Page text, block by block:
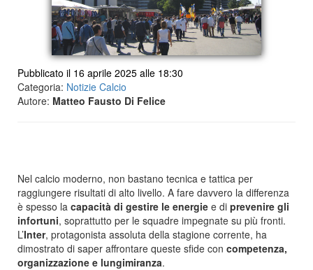
Pubblicato il 16 aprile 2025 alle 18:30
Categoria: Notizie Calcio
Autore: Matteo Fausto Di Felice
Nel calcio moderno, non bastano tecnica e tattica per
raggiungere risultati di alto livello. A fare davvero la differenza
è spesso la capacità di gestire le energie e di prevenire gli
infortuni, soprattutto per le squadre impegnate su più fronti.
L’Inter, protagonista assoluta della stagione corrente, ha
dimostrato di saper affrontare queste sfide con competenza,
organizzazione e lungimiranza.